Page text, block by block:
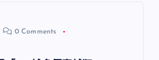
0 Comments